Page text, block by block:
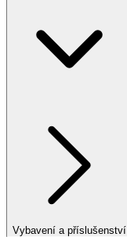
Vybavení a příslušenství